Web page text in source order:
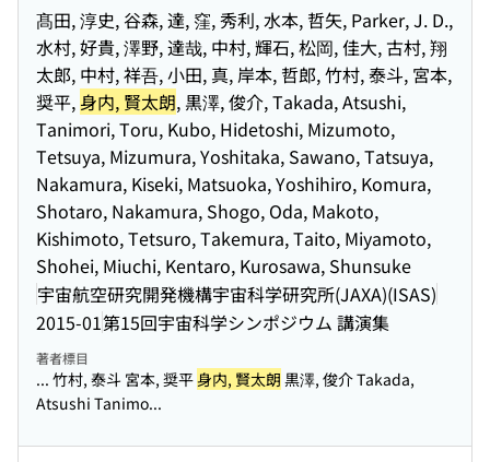
髙田, 淳史, 谷森, 達, 窪, 秀利, 水本, 哲矢, Parker, J. D.,
水村, 好貴, 澤野, 達哉, 中村, 輝石, 松岡, 佳大, 古村, 翔
太郎, 中村, 祥吾, 小田, 真, 岸本, 哲郎, 竹村, 泰斗, 宮本,
奨平, 身内, 賢太朗, 黒澤, 俊介, Takada, Atsushi,
Tanimori, Toru, Kubo, Hidetoshi, Mizumoto,
Tetsuya, Mizumura, Yoshitaka, Sawano, Tatsuya,
Nakamura, Kiseki, Matsuoka, Yoshihiro, Komura,
Shotaro, Nakamura, Shogo, Oda, Makoto,
Kishimoto, Tetsuro, Takemura, Taito, Miyamoto,
Shohei, Miuchi, Kentaro, Kurosawa, Shunsuke
宇宙航空研究開発機構宇宙科学研究所(JAXA)(ISAS)
2015-01第15回宇宙科学シンポジウム 講演集
著者標目
... 竹村, 泰斗 宮本, 奨平身内, 賢太朗 黒澤, 俊介 Takada,
Atsushi Tanimo...